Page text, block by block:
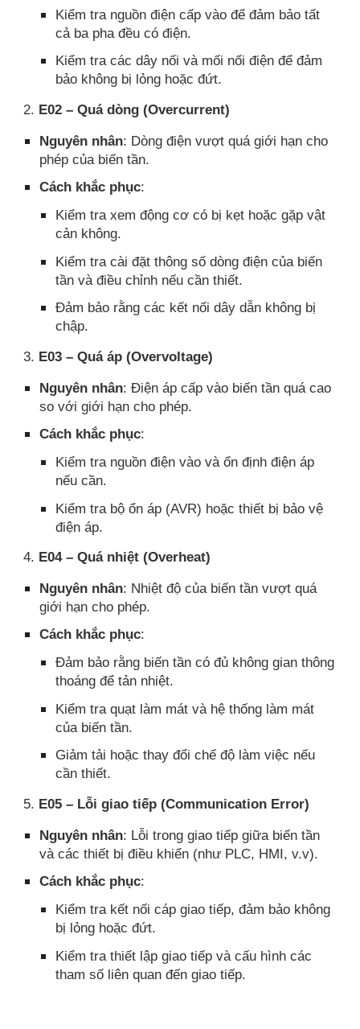
Kiểm tra nguồn điện cấp vào để đảm bảo tất
cả ba pha đều có điện.
Kiểm tra các dây nối và mối nối điện để đảm
bảo không bị lỏng hoặc đứt.
2. E02 – Quá dòng (Overcurrent)
Nguyên nhân: Dòng điện vượt quá giới hạn cho
phép của biến tần.
Cách khắc phục:
Kiểm tra xem động cơ có bị kẹt hoặc gặp vật
cản không.
Kiểm tra cài đặt thông số dòng điện của biến
tần và điều chỉnh nếu cần thiết.
Đảm bảo rằng các kết nối dây dẫn không bị
chập.
3. E03 – Quá áp (Overvoltage)
Nguyên nhân: Điện áp cấp vào biến tần quá cao
so với giới hạn cho phép.
Cách khắc phục:
Kiểm tra nguồn điện vào và ổn định điện áp
nếu cần.
Kiểm tra bộ ổn áp (AVR) hoặc thiết bị bảo vệ
điện áp.
4. E04 – Quá nhiệt (Overheat)
Nguyên nhân: Nhiệt độ của biến tần vượt quá
giới hạn cho phép.
Cách khắc phục:
Đảm bảo rằng biến tần có đủ không gian thông
thoáng để tản nhiệt.
Kiểm tra quạt làm mát và hệ thống làm mát
của biến tần.
Giảm tải hoặc thay đổi chế độ làm việc nếu
cần thiết.
5. E05 – Lỗi giao tiếp (Communication Error)
Nguyên nhân: Lỗi trong giao tiếp giữa biến tần
và các thiết bị điều khiển (như PLC, HMI, v.v).
Cách khắc phục:
Kiểm tra kết nối cáp giao tiếp, đảm bảo không
bị lỏng hoặc đứt.
Kiểm tra thiết lập giao tiếp và cấu hình các
tham số liên quan đến giao tiếp.